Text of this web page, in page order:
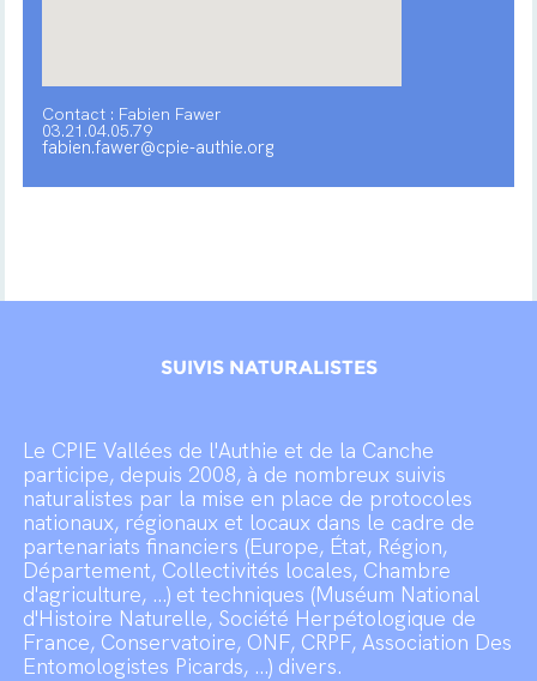
Contact : Fabien Fawer
03.21.04.05.79
fabien.fawer@cpie-authie.org
SUIVIS NATURALISTES
Le CPIE Vallées de l'Authie et de la Canche
participe, depuis 2008, à de nombreux suivis
naturalistes par la mise en place de protocoles
nationaux, régionaux et locaux dans le cadre de
partenariats financiers (Europe, État, Région,
Département, Collectivités locales, Chambre
d'agriculture, ...) et techniques (Muséum National
d'Histoire Naturelle, Société Herpétologique de
France, Conservatoire, ONF, CRPF, Association Des
Entomologistes Picards, ...) divers.